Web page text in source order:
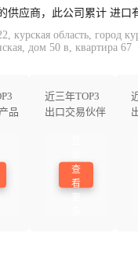
供应商，此公司累计 进口
курская область, город
дом 50 в, квартира 67
品
近三年TOP3
出口交易伙伴
查
看